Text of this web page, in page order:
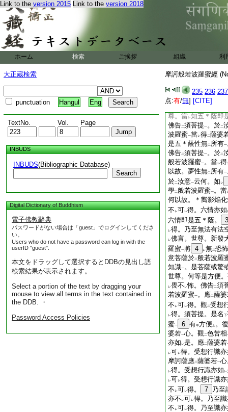
Link to the version 2015 Link to the version 2018
ホーム 検索 ご挨拶 組織 利
大正蔵検索
punctuation Hangul Eng
TextNo. Vol. Page
INBUDS
INBUDS(Bibliographic Database)
Search
Digital Dictionary of Buddhism
電子佛教辭典
パスワードがない場合は「guest」でログインしてくださ
い。
Users who do not have a password can log in with the
userID "guest".
本文をドラッグして選択するとDDBの見出し語
検索結果が表示されます。
Select a portion of the text by dragging your
mouse to view all terms in the text contained in
the DDB. ・
Password Access Policies
摩訶般若波羅蜜經
235 236 237
点:有/無] [CITE]
滅不。不也
法能學二般若波羅蜜一
世尊。於二 汝意 云
是世尊。於 汝意
非二意業 生不レ
薩摩訶薩若能如レ是
薩婆若一
菩薩摩訶薩應下如
耨多羅三藐三菩提
尊。當レ知五＊蔭即
佛告二須菩提一。於二
波羅蜜一當レ得二薩婆
是五＊蔭性無二 所有一
佛告二須菩提一。於二
般若波羅蜜一。當レ得
以故。夢性無二 所有一
於二汝意一云何。如 レ
學二般若波羅蜜一。當
何以故。＊嚮影焔
不 レ可レ得。六情亦如
六情即是五＊蔭。 3
レ得。乃至無法有法
レ佛言。世尊。新發
羅蜜一將 4 レ無二恐怖
意菩薩於二般若波羅
知識一。是菩薩或驚
世尊。何等是方便
レ畏不 レ怖。佛告二須
若波羅蜜一。應二薩
不 レ可レ得。觀二受想
レ得。須菩提。是名 下
蜜一 6 有中方便 上 。
婆若一心。觀二色苦相
亦如 レ是。應二薩婆若
レ可レ得。受想行識
摩訶薩應二薩婆若一
レ得。受想行識亦如 レ
レ可レ得。受想行識
不 レ可レ得。 7
乃至
亦不 レ可レ得。乃至
不 レ可レ得。乃至識